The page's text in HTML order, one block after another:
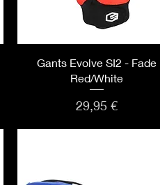
Aperçu rapide
Gants Evolve SI2 - Fade
Red/White
Prix
29,95 €